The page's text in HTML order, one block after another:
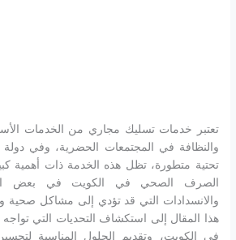
تعتبر خدمات تسليك مجاري من الخدمات
والنظافة في المجتمعات الحضرية، وفي دولة
تحتية متطورة، تظل هذه الخدمة ذات أهمية
الصرف الصحي في الكويت في بعض
والانسدادات التي قد تؤدي إلى مشاكل صحية
هذا المقال إلى استكشاف التحديات التي
في الكويت، وتقديم الحلول المناسبة